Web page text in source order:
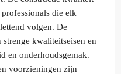
die elk
volgen. De
kwaliteitseisen en
en onderhoudsgemak.
voorzieningen zijn